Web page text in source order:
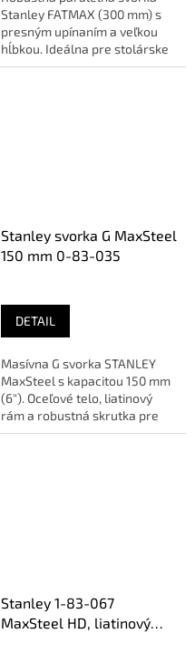
Stanley FATMAX (300 mm) s
presným upínaním a veľkou
hĺbkou. Ideálna pre stolárske
a nábytkové práce.Paralelná...
Stanley svorka G MaxSteel
150 mm 0-83-035
DETAIL
Masívna G svorka STANLEY
MaxSteel s kapacitou 150 mm
(6"). Oceľové telo, liatinový
rám a robustná skrutka pre
vysokú upínaciu silu....
Stanley 1-83-067
MaxSteel HD, liatinový